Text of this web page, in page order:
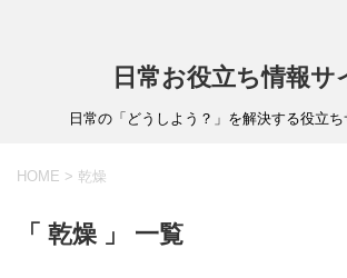
日常お役立ち情報サ
日常の「どうしよう？」を解決する役立ち
HOME > 乾燥
「 乾燥 」 一覧